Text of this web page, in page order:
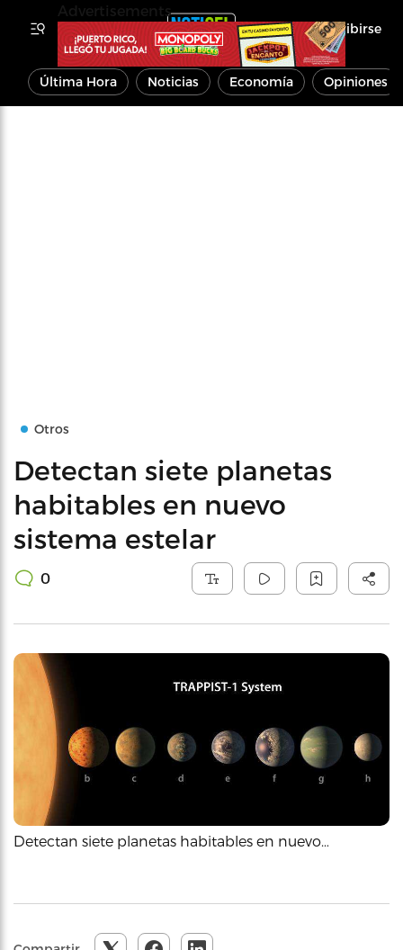
Inscribirse
Última Hora Noticias Economía Opiniones
Otros
Detectan siete planetas
habitables en nuevo
sistema estelar
0
Detectan siete planetas habitables en nuevo…
Advertisements